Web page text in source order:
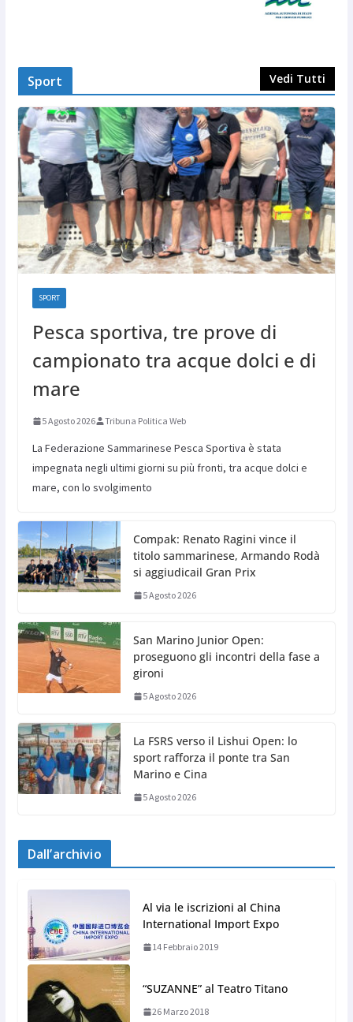
Sport Vedi Tutti
SPORT
Pesca sportiva, tre prove di
campionato tra acque dolci e di
mare
5 Agosto 2026 Tribuna Politica Web
La Federazione Sammarinese Pesca Sportiva è stata
impegnata negli ultimi giorni su più fronti, tra acque dolci e
mare, con lo svolgimento
Compak: Renato Ragini vince il
titolo sammarinese, Armando Rodà
si aggiudicail Gran Prix
5 Agosto 2026
San Marino Junior Open:
proseguono gli incontri della fase a
gironi
5 Agosto 2026
La FSRS verso il Lishui Open: lo
sport rafforza il ponte tra San
Marino e Cina
5 Agosto 2026
Dall’archivio
Al via le iscrizioni al China
International Import Expo
14 Febbraio 2019
“SUZANNE” al Teatro Titano
26 Marzo 2018